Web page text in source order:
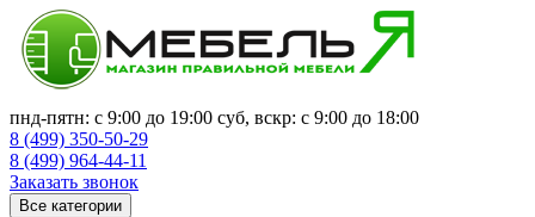
пнд-пятн: с 9:00 до 19:00 суб, вскр: с 9:00 до 18:00
8 (499) 350-50-29
8 (499) 964-44-11
Заказать звонок
Все категории